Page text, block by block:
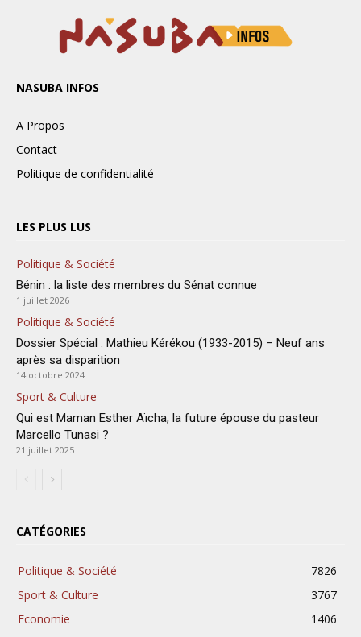
NASUBA INFOS
A Propos
Contact
Politique de confidentialité
LES PLUS LUS
Politique & Société
Bénin : la liste des membres du Sénat connue
1 juillet 2026
Politique & Société
Dossier Spécial : Mathieu Kérékou (1933-2015) – Neuf ans
après sa disparition
14 octobre 2024
Sport & Culture
Qui est Maman Esther Aïcha, la future épouse du pasteur
Marcello Tunasi ?
21 juillet 2025
CATÉGORIES
Politique & Société
7826
Sport & Culture
3767
Economie
1406